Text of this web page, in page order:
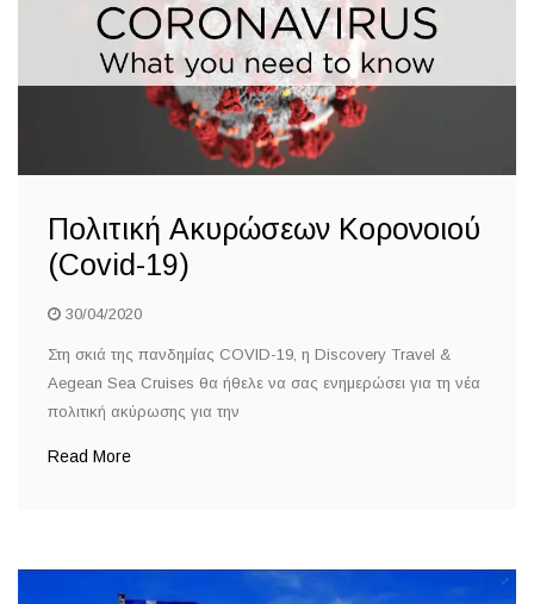
Πολιτική Ακυρώσεων Κορονοιού
(Covid-19)
30/04/2020
Στη σκιά της πανδημίας COVID-19, η Discovery Travel &
Aegean Sea Cruises θα ήθελε να σας ενημερώσει για τη νέα
πολιτική ακύρωσης για την
Read More